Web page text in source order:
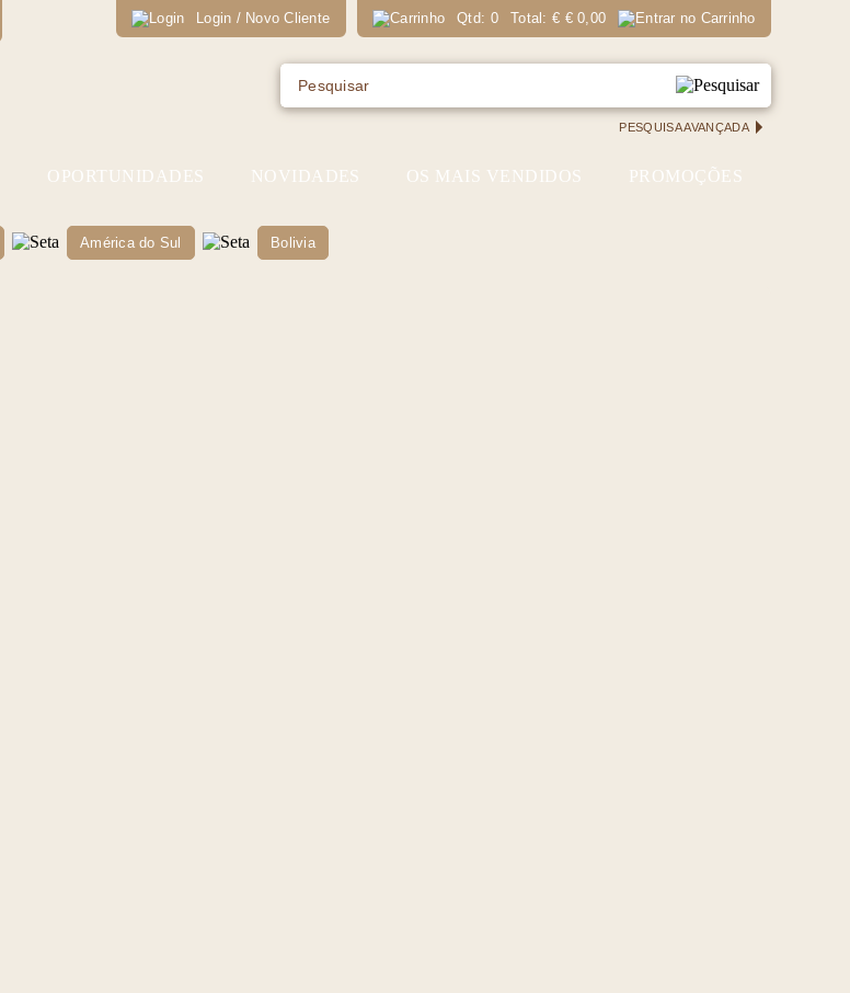
Login / Novo Cliente Qtd: 0 Total: € € 0,00
PESQUISA AVANÇADA
OPORTUNIDADES NOVIDADES OS MAIS VENDIDOS PROMOÇÕES
América do Sul Bolivia